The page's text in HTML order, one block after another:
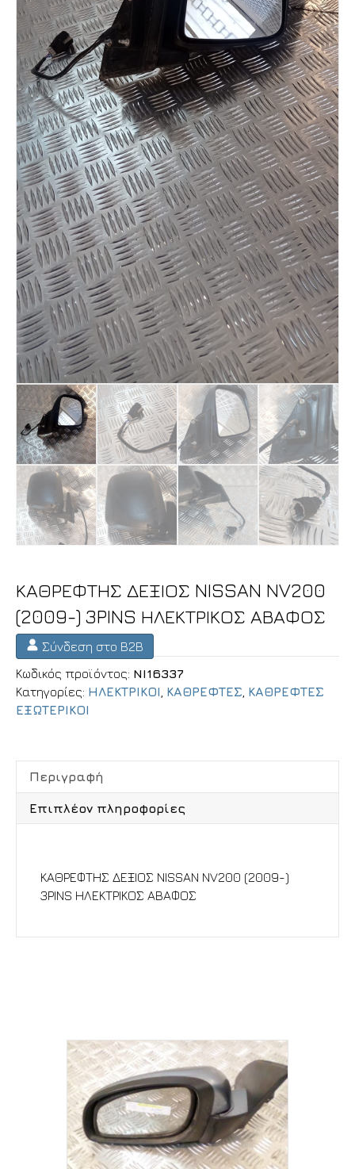
ΚΑΘΡΕΦΤΗΣ ΔΕΞΙΟΣ NISSAN NV200
(2009-) 3PINS ΗΛΕΚΤΡΙΚΟΣ ΑΒΑΦΟΣ
Σύνδεση στο B2B
Κωδικός προϊόντος: NI16337
Κατηγορίες: ΗΛΕΚΤΡΙΚΟΙ ΚΑΘΡΕΦΤΕΣ ΚΑΘΡΕΦΤΕΣ
ΕΞΩΤΕΡΙΚΟΙ
Περιγραφή
Επιπλέον πληροφορίες
ΚΑΘΡΕΦΤΗΣ ΔΕΞΙΟΣ NISSAN NV200 (2009-)
3PINS ΗΛΕΚΤΡΙΚΟΣ ΑΒΑΦΟΣ